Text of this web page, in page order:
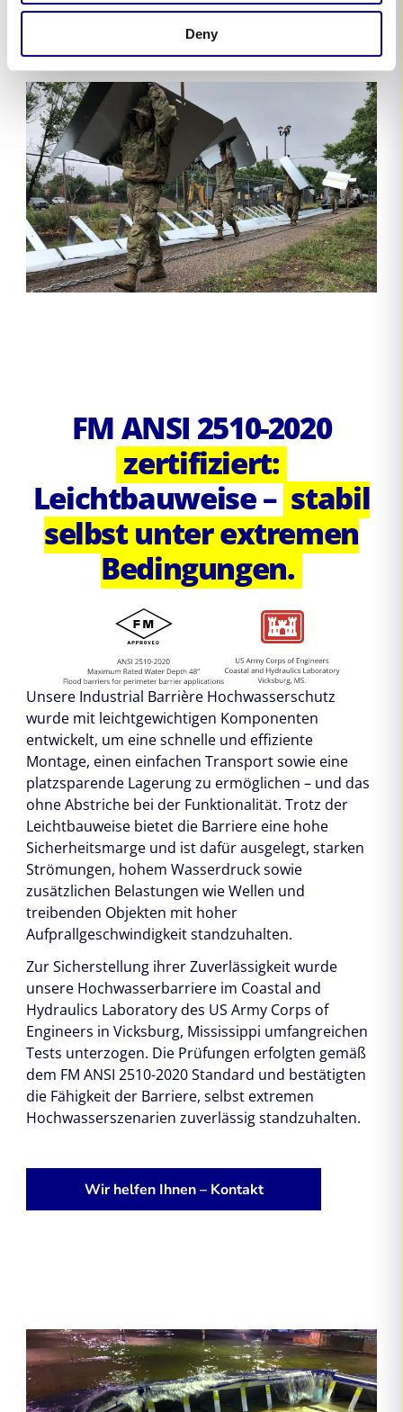
Deny
FM ANSI 2510-2020
zertifiziert:
Leichtbauweise – stabil
selbst unter extremen
Bedingungen.
Unsere Industrial Barrière Hochwasserschutz
wurde mit leichtgewichtigen Komponenten
entwickelt, um eine schnelle und effiziente
Montage, einen einfachen Transport sowie eine
platzsparende Lagerung zu ermöglichen – und das
ohne Abstriche bei der Funktionalität. Trotz der
Leichtbauweise bietet die Barriere eine hohe
Sicherheitsmarge und ist dafür ausgelegt, starken
Strömungen, hohem Wasserdruck sowie
zusätzlichen Belastungen wie Wellen und
treibenden Objekten mit hoher
Aufprallgeschwindigkeit standzuhalten.
Zur Sicherstellung ihrer Zuverlässigkeit wurde
unsere Hochwasserbarriere im Coastal and
Hydraulics Laboratory des US Army Corps of
Engineers in Vicksburg, Mississippi umfangreichen
Tests unterzogen. Die Prüfungen erfolgten gemäß
dem FM ANSI 2510-2020 Standard und bestätigten
die Fähigkeit der Barriere, selbst extremen
Hochwasserszenarien zuverlässig standzuhalten.
Wir helfen Ihnen – Kontakt